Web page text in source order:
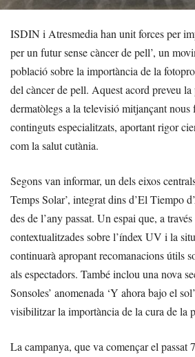
ISDIN i Atresmedia han unit forces per
per un futur sense càncer de pell’, un
població sobre la importància de la
del càncer de pell. Aquest acord preveu la
dermatòlegs a la televisió mitjançant
continguts especialitzats, aportant rigor
com la salut cutània.
Segons van informar, un dels eixos
Temps Solar’, integrat dins d’El Tiempo
des de l’any passat. Un espai que, a través
contextualitzades sobre l’índex UV i la
continuarà apropant recomanacions útils
als espectadors. També inclou una nova
Sonsoles’ anomenada ‘Y ahora bajo el
visibilitzar la importància de la cura de la
La campanya, que va començar el passat